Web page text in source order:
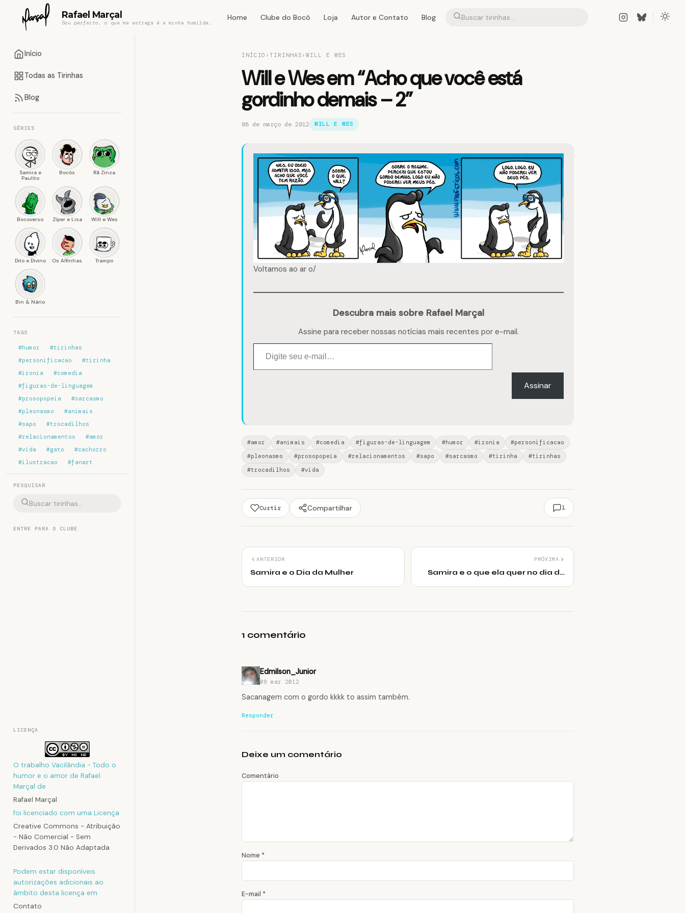
Rafael Marçal Home Clube do Bocó Loja Autor e Contato Blog
Início
Todas as Tirinhas
Blog
SÉRIES
Samira e
Paulito
Bocós Rã Zinza
Bocoverso Zíper e Lisa Will e Wes
Dito e Divino Os Alfinhas Trampo
Bin & Nário
TAGS
#humor
#tirinhas
#personificacao
#tirinha
#ironia
#comedia
#figuras-de-linguagem
#prosopopeia
#sarcasmo
#pleonasmo
#animais
#sapo
#trocadilhos
#relacionamentos
#amor
#vida
#gato
#cachorro
#ilustracao
#fanart
PESQUISAR
ENTRE PARA O CLUBE
LICENÇA
O trabalho Vacilândia - Todo o
humor e o amor de Rafael
Marçal de
Rafael Marçal
foi licenciado com uma Licença
Creative Commons - Atribuição
- Não Comercial - Sem
Derivados 3.0 Não Adaptada
.
Podem estar disponíveis
autorizações adicionais ao
âmbito desta licença em
Contato
INÍCIO › TIRINHAS ›WILL E WES
Will e Wes em “Acho que você está
gordinho demais – 2”
08 de março de 2012 WILL E WES
Voltamos ao ar o/
Descubra mais sobre Rafael Marçal
Assine para receber nossas notícias mais recentes por e-mail.
Digite seu e-mail…
Assinar
#amor #animais #comedia #figuras-de-linguagem #humor #ironia
#personificacao
#pleonasmo
#prosopopeia #relacionamentos #sapo #sarcasmo #tirinha
#tirinhas
#trocadilhos
#vida
Curtir Compartilhar 1
ANTERIOR
Samira e o Dia da Mulher
PRÓXIMA
Samira e o que ela quer no dia da
1 comentário
Edmilson_Junior
09 mar 2012
Sacanagem com o gordo kkkk to assim também.
Responder
Deixe um comentário
Comentário
Nome *
E-mail *